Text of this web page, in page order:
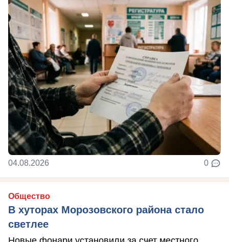
04.08.2026 0
Общество
В хуторах Морозовского района стало
светлее